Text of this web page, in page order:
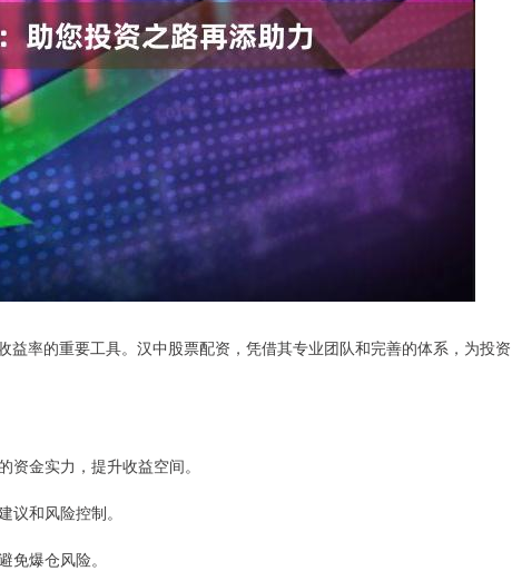
率的重要工具。汉中股票配资，凭借其专业团队和完善的体系，为投资
金实力，提升收益空间。
议和风险控制。
免爆仓风险。